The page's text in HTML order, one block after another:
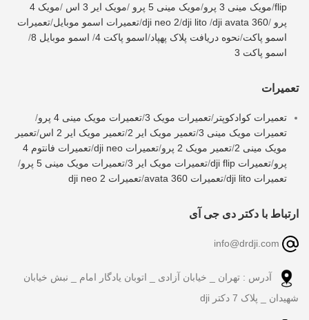
flip
/مویک مینی 3 پرو /مویک مینی 5 پرو /مویک ایر 3 اس /
مویک 4
پرو /
dji neo 2/dji lito /dji avata 360
/تعمیرات اسمو موبایل/تعمیرات
اسمو پاکت/نحوه دریافت پلاک پهپاد/اسمو پاکت 4 / اسمو موبایل 8
/
اسمو پاکت 3
تعمیرات
تعمیرات کوادکوپتر /تعمیرات مویک 3 /تعمیرات مویک مینی 4 پرو
/
تعمیرات مویک مینی 3
/تعمیر مویک ایر 2 /تعمیر مویک ایر 2 اس /تعمیر
مویک مینی 2
/تعمیر مویک 2 پرو /تعمیرات dji neo /
تعمیرات فانتوم 4
پرو/تعمیرات dji flip /تعمیرات مویک ایر 3 /تعمیرات مویک مینی 5 پرو
/
تعمیرات dji lito
/تعمیرات avata 360 /تعمیرات dji neo 2
ارتباط با دکتر دی جی آی
آدرس : تهران _ خیابان آزادی _ اتوبان یادگار امام _ نبش خیابان
شهیدان _ پلاک 7 دکتر dji